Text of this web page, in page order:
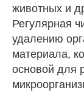
животных и
Регулярная
удалению
материала,
основой для